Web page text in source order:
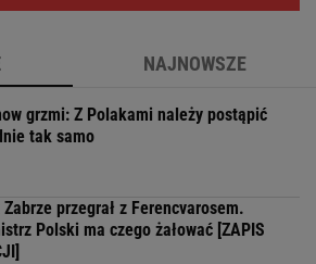
NAJNOWSZE
grzmi: Z Polakami należy postąpić
tak samo
przegrał z Ferencvarosem.
Polski ma czego żałować [ZAPIS